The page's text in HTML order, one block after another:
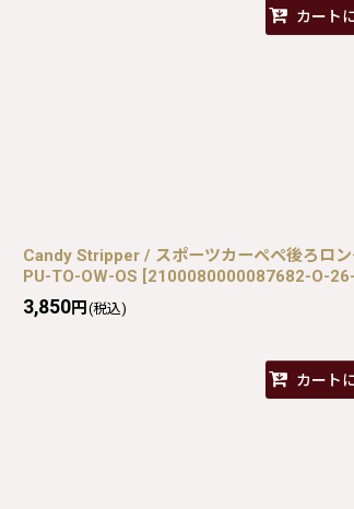
カート
Candy Stripper / スポーツカーペペ後ろロ
PU-TO-OW-OS [2100080000087682-O-
3,850円 (税込)
カート